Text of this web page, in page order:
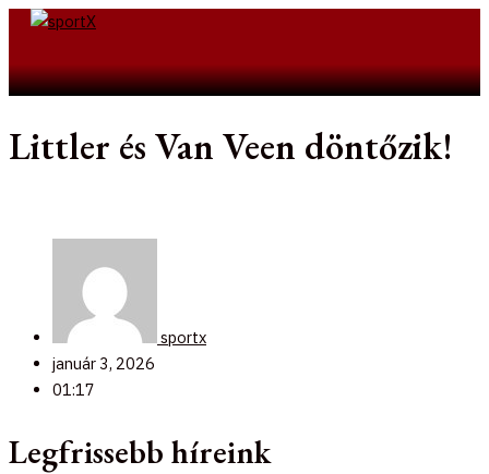
Skip
Littler és Van Veen döntőzik!
sportx
január 3, 2026
01:17
Legfrissebb híreink